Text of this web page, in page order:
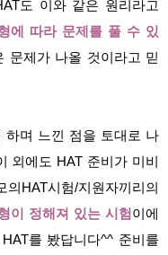
도 이와 같은 원리라고
에 따라 문제를 풀 수 있
문제가 나올 것이라고 믿
하며 느낀 점을 토대로 나
외에도 HAT 준비가 미비
의HAT시험/지원자끼리의
이 정해져 있는 시험이에
를 봤답니다^^ 준비를